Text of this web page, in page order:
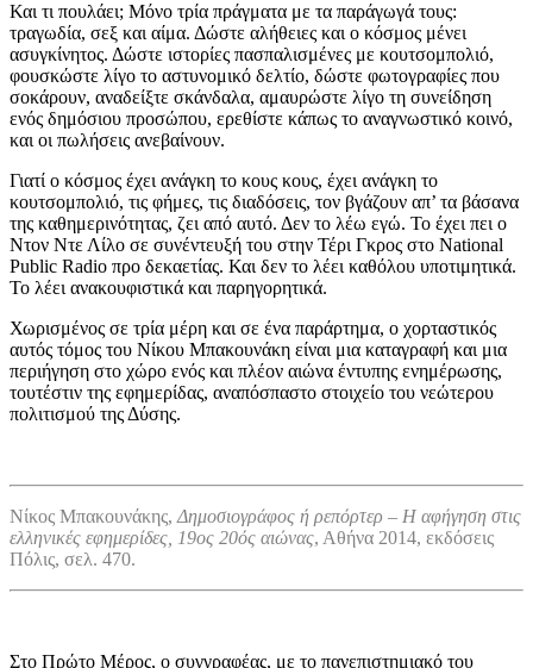
Και τι πουλάει; Μόνο τρία πράγματα με τα παράγωγά τους:
τραγωδία, σεξ και αίμα. Δώστε αλήθειες και ο κόσμος μένει
ασυγκίνητος. Δώστε ιστορίες πασπαλισμένες με κουτσομπολιό,
φουσκώστε λίγο το αστυνομικό δελτίο, δώστε φωτογραφίες που
σοκάρουν, αναδείξτε σκάνδαλα, αμαυρώστε λίγο τη συνείδηση
ενός δημόσιου προσώπου, ερεθίστε κάπως το αναγνωστικό κοινό,
και οι πωλήσεις ανεβαίνουν.
Γιατί ο κόσμος έχει ανάγκη το κους κους, έχει ανάγκη το
κουτσομπολιό, τις φήμες, τις διαδόσεις, τον βγάζουν απ’ τα βάσανα
της καθημερινότητας, ζει από αυτό. Δεν το λέω εγώ. Το έχει πει ο
Ντον Ντε Λίλο σε συνέντευξή του στην Τέρι Γκρος στο National
Public Radio προ δεκαετίας. Και δεν το λέει καθόλου υποτιμητικά.
Το λέει ανακουφιστικά και παρηγορητικά.
Χωρισμένος σε τρία μέρη και σε ένα παράρτημα, ο χορταστικός
αυτός τόμος του Νίκου Μπακουνάκη είναι μια καταγραφή και μια
περιήγηση στο χώρο ενός και πλέον αιώνα έντυπης ενημέρωσης,
τουτέστιν της εφημερίδας, αναπόσπαστο στοιχείο του νεώτερου
πολιτισμού της Δύσης.
Νίκος Μπακουνάκης, Δημοσιογράφος ή ρεπόρτερ – Η αφήγηση στις
ελληνικές εφημερίδες, 19ος 20ός αιώνας, Αθήνα 2014, εκδόσεις
Πόλις, σελ. 470.
Στο Πρώτο Μέρος, ο συγγραφέας, με το πανεπιστημιακό του